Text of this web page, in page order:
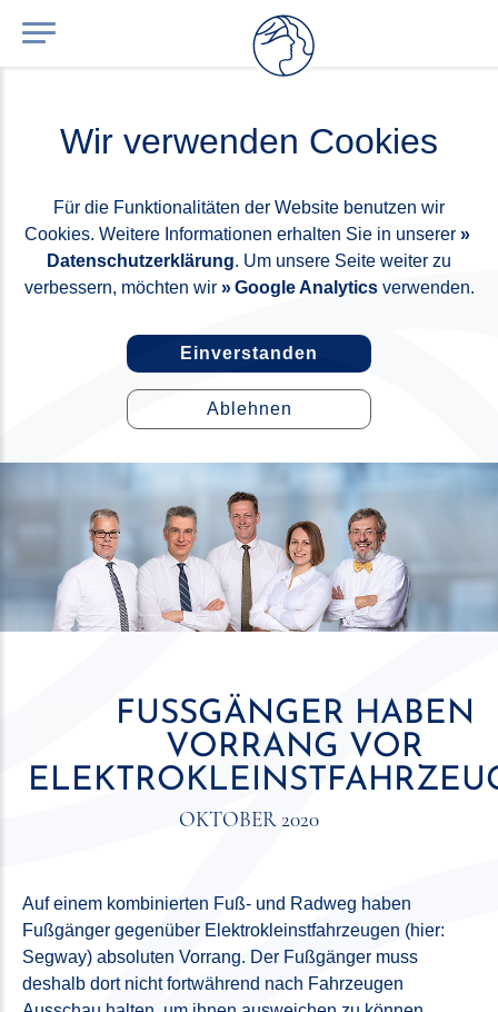
Wir verwenden Cookies
Für die Funktionalitäten der Website benutzen wir
Cookies. Weitere Informationen erhalten Sie in unserer
Datenschutzerklärung. Um unsere Seite weiter zu
verbessern, möchten wir
Google Analyticsverwenden.
Einverstanden
Ablehnen
FUSSGÄNGER HABEN V
ORRANG VOR E
OKTOBER 2020
Auf einem kombinierten Fuß- und Radweg haben
Fußgänger gegenüber Elektrokleinstfahrzeugen (hier:
Segway) absoluten Vorrang. Der Fußgänger muss
deshalb dort nicht fortwährend nach Fahrzeugen